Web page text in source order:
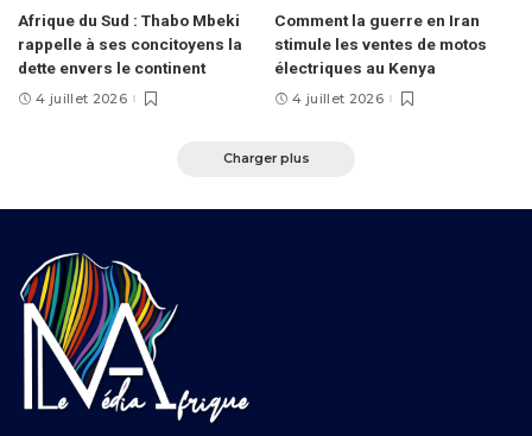
Afrique du Sud : Thabo Mbeki
rappelle à ses concitoyens la
dette envers le continent
4 juillet 2026
Comment la guerre en Iran
stimule les ventes de motos
électriques au Kenya
4 juillet 2026
Charger plus